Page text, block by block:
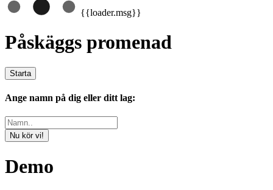
{{loader.msg}}
Påskäggs promenad
Starta
Ange namn på dig eller ditt lag:
Nu kör vi!
Demo